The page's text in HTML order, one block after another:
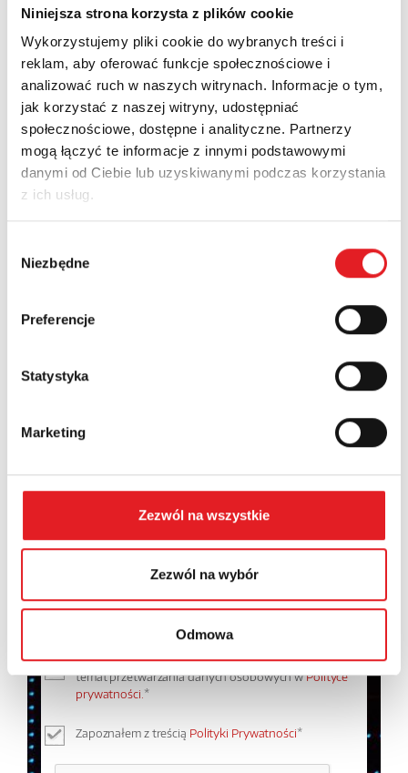
Niniejsza strona korzysta z plików cookie
Wykorzystujemy pliki cookie do wybranych treści i
reklam, aby oferować funkcje społecznościowe i
analizować ruch w naszych witrynach. Informacje o tym,
jak korzystać z naszej witryny, udostępniać
społecznościowe, dostępne i analityczne. Partnerzy
mogą łączyć te informacje z innymi podstawowymi
danymi od Ciebie lub uzyskiwanymi podczas korzystania
z ich usług.
zgody
Niezbędne
Preferencje
Statystyka
Marketing
Zezwól na wszystkie
Zezwól na wybór
Odmowa
Zapytaj o szczegóły oferty
Województwo:
Wyrażam zgodę na przetwarzanie moich danych
osobowych przez Relpol S.A. Więcej informacji na
temat przetwarzania danych osobowych wPolityce
prywatności.*
Zapoznałem z treścią Polityki Prywatności*